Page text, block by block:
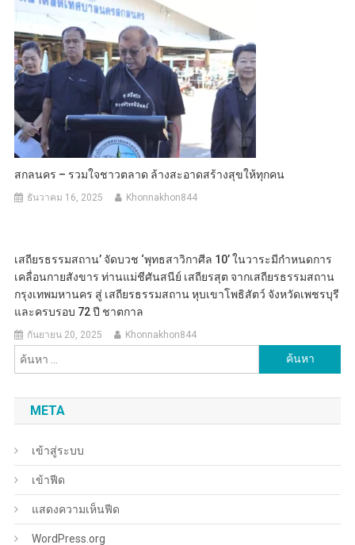
สกลนคร – รวมใจชาวตลาด ล้างสะอาดสร้างสุขให้ทุกคน
ธันวาคม 16, 2025 Khonnakhon844
เสถียรธรรมสถาน’ จัดบวช ‘พุทธสาวิกาศีล 10’ ในวาระมีกำหนดการ
เคลื่อนกายสังขาร ท่านแม่ชีศันสนีย์ เสถียรสุต จากเสถียรธรรมสถาน
กรุงเทพมหานคร สู่ เสถียรธรรมสถาน หุบเขาโพธิสัตว์ จังหวัดเพชรบุรี
และครบรอบ 72 ปี ชาตกาล
กันยายน 20, 2025 Khonnakhon844
สำหรับ:
META
เข้าสู่ระบบ
เข้าฟีด
แสดงความเห็นฟีด
WordPress.org